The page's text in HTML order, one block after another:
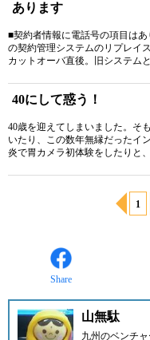
あります
■契約者情報に電話号の項目は
の契約管理システムのリプレイ
カットオーバ直後。旧システム
40にして惑う！
40歳を迎えてしまいました。そ
いたり、この数年無縁だったイ
炎で胃カメラ初体験をしたりと
1
Share
山無駄
九州のベンチ